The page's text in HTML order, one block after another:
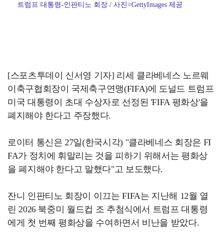
트럼프 대통령-인판티노 회장 / 사진=GettyImages 제공
[스포츠투데이 신서영 기자] 리세 클라베네스 노르웨
이축구협회장이 국제축구연맹(FIFA)에 도널드 트럼프
미국 대통령이 초대 수상자로 선정된 'FIFA 평화상'을
폐지해야 한다고 주장했다.
로이터 통신은 27일(한국시각) "클라베네스 회장은 FI
FA가 정치에 휘말리는 것을 피하기 위해서는 평화상
을 폐지해야 한다고 말했다"고 보도했다.
잔니 인판티노 회장이 이끄는 FIFA는 지난해 12월 열
린 2026 북중미 월드컵 조 추첨식에서 트럼프 대통령
에게 첫 번째 평화상을 수여하면서 비난을 받았다.